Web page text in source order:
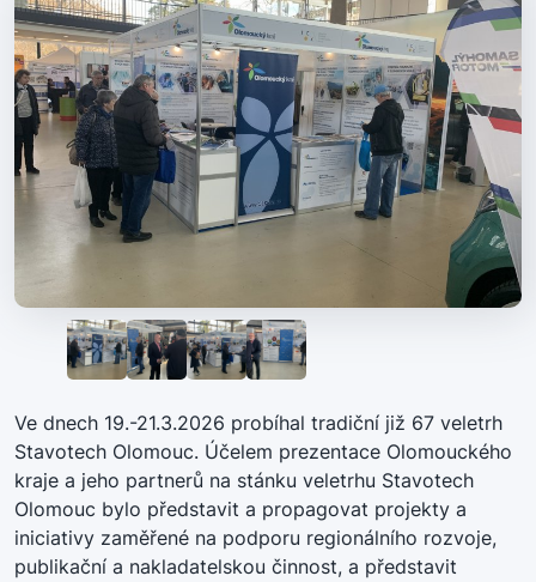
Ve dnech 19.-21.3.2026 probíhal tradiční již 67 veletrh
Stavotech Olomouc. Účelem prezentace Olomouckého
kraje a jeho partnerů na stánku veletrhu Stavotech
Olomouc bylo představit a propagovat projekty a
iniciativy zaměřené na podporu regionálního rozvoje,
publikační a nakladatelskou činnost, a představit